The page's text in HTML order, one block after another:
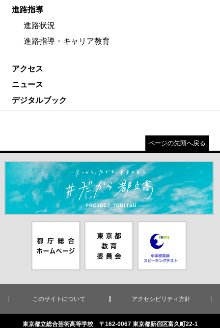
進路指導
進路状況
進路指導・キャリア教育
アクセス
ニュース
デジタルブック
ページの先頭へ戻る
＃だから都立高（別ウインドウが開きます）
ムページ（別
ウインドウが
員会（別ウイ
ンドウが開き
ピーキングテ
スト（別ウイ
ンドウが開き
このサイトについて アクセシビリティ方針
東京都立総合芸術高等学校 〒162-0067 東京都新宿区富久町22-1